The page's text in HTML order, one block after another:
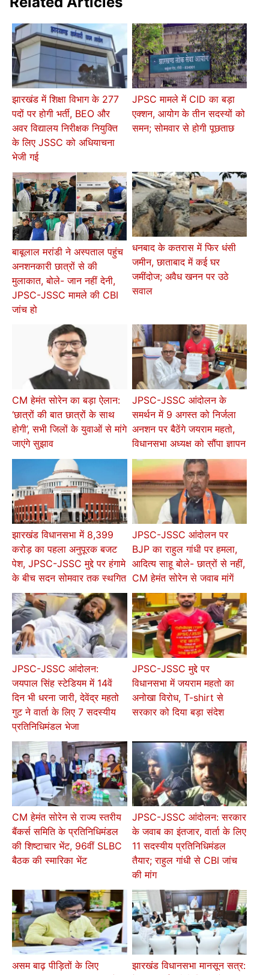
झारखंड में शिक्षा विभाग के 277
पदों पर होगी भर्ती, BEO और
अवर विद्यालय निरीक्षक नियुक्ति
के लिए JSSC को अधियाचना
भेजी गई
JPSC मामले में CID का बड़ा
एक्शन, आयोग के तीन सदस्यों को
समन; सोमवार से होगी पूछताछ
बाबूलाल मरांडी ने अस्पताल पहुंच
अनशनकारी छात्रों से की
मुलाकात, बोले- जान नहीं देनी,
JPSC-JSSC मामले की CBI
जांच हो
धनबाद के कतरास में फिर धंसी
जमीन, छाताबाद में कई घर
जमींदोज; अवैध खनन पर उठे
सवाल
CM हेमंत सोरेन का बड़ा ऐलान:
‘छात्रों की बात छात्रों के साथ
होगी’, सभी जिलों के युवाओं से मांगे
जाएंगे सुझाव
JPSC-JSSC आंदोलन के
समर्थन में 9 अगस्त को निर्जला
अनशन पर बैठेंगे जयराम महतो,
विधानसभा अध्यक्ष को सौंपा ज्ञापन
झारखंड विधानसभा में 8,399
करोड़ का पहला अनुपूरक बजट
पेश, JPSC-JSSC मुद्दे पर हंगामे
के बीच सदन सोमवार तक स्थगित
JPSC-JSSC आंदोलन पर
BJP का राहुल गांधी पर हमला,
आदित्य साहू बोले- छात्रों से नहीं,
CM हेमंत सोरेन से जवाब मांगें
JPSC-JSSC आंदोलन:
जयपाल सिंह स्टेडियम में 14वें
दिन भी धरना जारी, देवेंद्र महतो
गुट ने वार्ता के लिए 7 सदस्यीय
प्रतिनिधिमंडल भेजा
JPSC-JSSC मुद्दे पर
विधानसभा में जयराम महतो का
अनोखा विरोध, T-shirt से
सरकार को दिया बड़ा संदेश
CM हेमंत सोरेन से राज्य स्तरीय
बैंकर्स समिति के प्रतिनिधिमंडल
की शिष्टाचार भेंट, 96वीं SLBC
बैठक की स्मारिका भेंट
JPSC-JSSC आंदोलन: सरकार
के जवाब का इंतजार, वार्ता के लिए
11 सदस्यीय प्रतिनिधिमंडल
तैयार; राहुल गांधी से CBI जांच
की मांग
असम बाढ़ पीड़ितों के लिए
झारखंड विधानसभा मानसून सत्र: